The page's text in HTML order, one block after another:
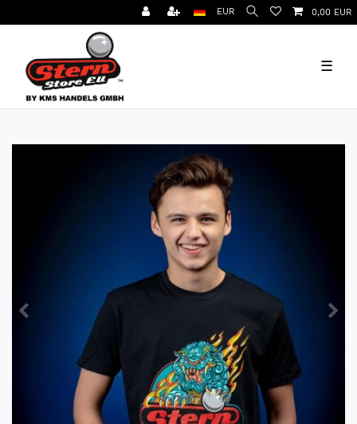
EUR 0,00 EUR
☰